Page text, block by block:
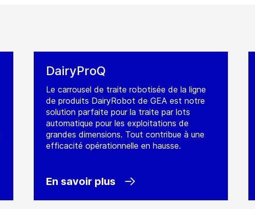
DairyProQ
Le carrousel de traite robotisée de la ligne
de produits DairyRobot de GEA est notre
solution parfaite pour la traite par lots
automatique pour les exploitations de
grandes dimensions. Tout contribue à une
efficacité opérationnelle en hausse.
En savoir plus